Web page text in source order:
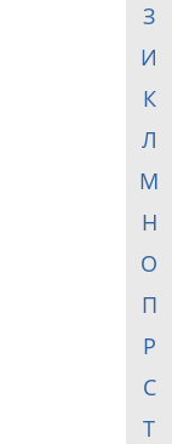
З
И
К
Л
М
Н
О
П
Р
С
Т